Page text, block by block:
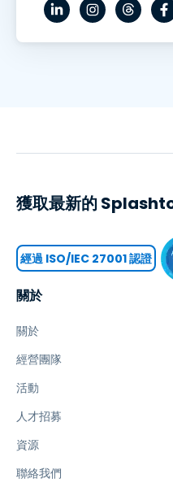
關於
關於
經營團隊
活動
人才招募
資源
聯絡我們
獲取最新的
經過 ISO/IEC 27001 認證